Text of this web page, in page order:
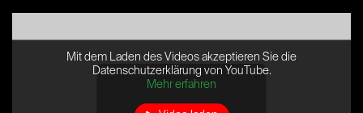
Mit dem Laden des Videos akzeptieren Sie die
Datenschutzerklärung von YouTube.
Mehr erfahren